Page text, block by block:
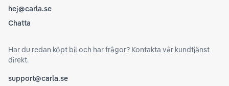
hej@carla.se
Chatta
Har du redan köpt bil och har frågor? Kontakta vår kundtjänst
direkt.
support@carla.se